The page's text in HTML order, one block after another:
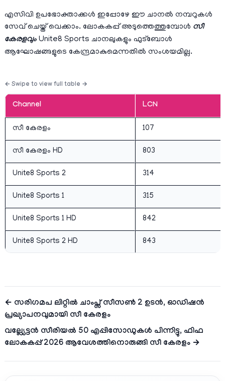
എസിവി ഉപഭോക്താക്കൾ ഇപ്പോഴേ ഈ ചാനൽ നമ്പറുകൾ
സേവ് ചെയ്ത് വെക്കാം. ലോകകപ്പ് അടുത്തെത്തുമ്പോൾ സീ
കേരളവും Unite8 Sports ചാനലുകളും ഫുട്ബോൾ
ആഘോഷങ്ങളുടെ കേന്ദ്രമാകുമെന്നതിൽ സംശയമില്ല.
Channel LCN
സീ കേരളം 107
സീ കേരളം HD 803
Unite8 Sports 2 314
Unite8 Sports 1 315
Unite8 Sports 1 HD 842
Unite8 Sports 2 HD 843
← സരിഗമപ ലിറ്റിൽ ചാംപ്സ് സീസൺ 2 ഉടൻ, ഓഡിഷൻ
പ്രഖ്യാപനവുമായി സീ കേരളം
വല്ല്യേട്ടൻ സീരിയല്‍ 50 എപ്പിസോഡുകൾ പിന്നിട്ടു, ഫിഫ
ലോകകപ്പ് 2026 ആവേശത്തിനൊരുങ്ങി സീ കേരളം →